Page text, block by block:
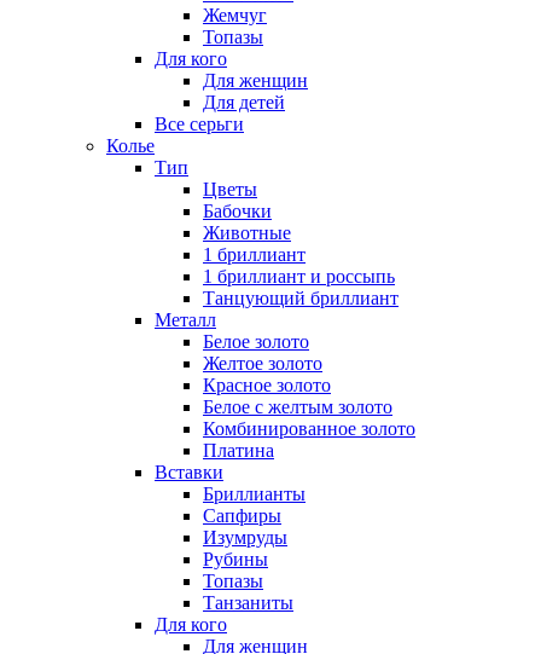
Жемчуг
Топазы
Для кого
Для женщин
Для детей
Все серьги
Колье
Тип
Цветы
Бабочки
Животные
1 бриллиант
1 бриллиант и россыпь
Танцующий бриллиант
Металл
Белое золото
Желтое золото
Красное золото
Белое с желтым золото
Комбинированное золото
Платина
Вставки
Бриллианты
Сапфиры
Изумруды
Рубины
Топазы
Танзаниты
Для кого
Для женщин